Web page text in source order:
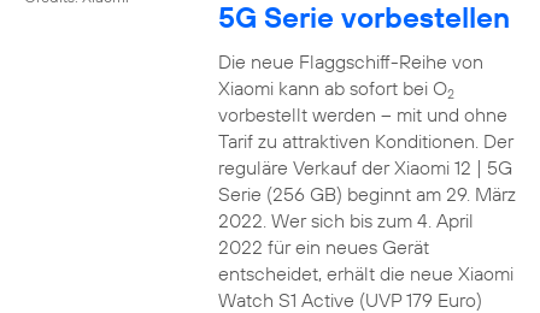
5G Serie vorbestellen
Die neue Flaggschiff-Reihe von
Xiaomi kann ab sofort bei O2
vorbestellt werden – mit und ohne
Tarif zu attraktiven Konditionen. Der
reguläre Verkauf der Xiaomi 12 | 5G
Serie (256 GB) beginnt am 29. März
2022. Wer sich bis zum 4. April
2022 für ein neues Gerät
entscheidet, erhält die neue Xiaomi
Watch S1 Active (UVP 179 Euro)